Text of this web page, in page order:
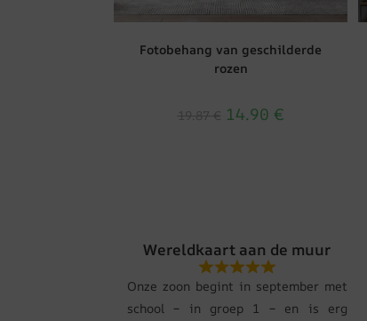
Fotobehang van geschilderde
rozen
14.90 €
Wereldkaart aan de muur
Onze zoon begint in september met
school – in groep 1 – en is erg